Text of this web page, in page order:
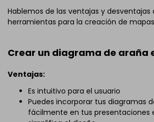
Hablemos de las ventajas y desventajas
herramientas para la creación de
Crear un diagrama de araña
Ventajas:
Es intuitivo para el usuario
Puedes incorporar tus diagramas
fácilmente en tus presentaciones